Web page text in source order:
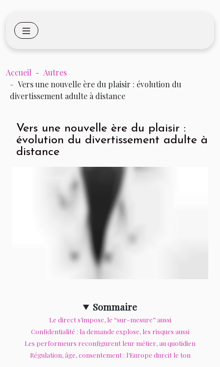
Accueil
Autres
Vers une nouvelle ère du plaisir : évolution du
divertissement adulte à distance
Vers une nouvelle ère du plaisir :
évolution du divertissement adulte à
distance
Sommaire
Le direct s’impose, le “sur-mesure” aussi
Confidentialité : la demande explose, les risques aussi
Les performeurs reconfigurent leur métier, au quotidien
Régulation, âge, consentement : l’Europe durcit le ton